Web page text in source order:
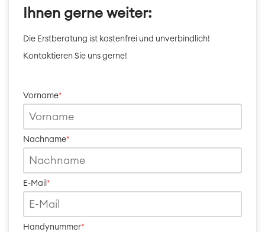
Ihnen gerne weiter:
Die Erstberatung ist kostenfrei und unverbindlich!
Kontaktieren Sie uns gerne!
Vorname*
Nachname*
E-Mail *
Handynummer*